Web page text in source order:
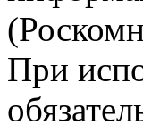
При